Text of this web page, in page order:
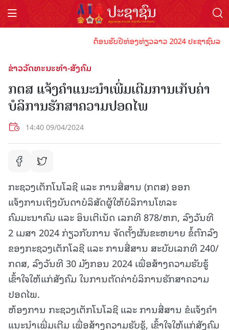
ຕ້ອນຮັບປີທ່ອງທ່ຽວລາວ 2024 ປະຊາຊົນລາ
ຂ່າວວັດທະນະທຳ-ສັງຄົມ
ກຕສ ແຈ້ງຄຳແນະນໍາເພີ່ມເຕີມການເກັບຄ່າ
ບໍລິການຮັກສາຄວາມປອດໄພ
14:40 09/04/2024
ກະຊວງເຕັກໂນໂລຊີ ແລະ ການສື່ສານ (ກຕສ) ອອກ
ແຈ້ງການເຖິງບັນດາບໍລິສັດຜູ້ໃຫ້ບໍລິການໂທລະ
ຄົມມະນາຄົມ ແລະ ອິນເຕີເນັດ ເລກທີ 878/ຫກ, ລົງວັນທີ
2 ເມສາ 2024 ກ່ຽວກັບການ ຈັດຕັ້ງຜັນຂະຫຍາຍ ຂໍ້ຕົກລົງ
ຂອງກະຊວງເຕັກໂລຊີ ແລະ ການສື່ສານ ສະບັບເລກທີ 240/
ກດສ, ລົງວັນທີ 30 ມັງກອນ 2024 ເພື່ອສ້າງຄວາມຮັບຮູ້
ເຂົ້າໃຈໃຫ້ແກ່ສັງຄົມ ໃນການຕັດຄ່າບໍລິການຮັກສາຄວາມ
ປອດໄພ.
ຫ້ອງການ ກະຊວງເຕັກໂນໂລຊີ ແລະ ການສື່ສານ ຂໍແຈ້ງຄໍາ
ແນະນໍາເພີ່ມເຕີມ ເພື່ອສ້າງຄວາມຮັບຮູ້, ເຂົ້າໃຈໃຫ້ແກ່ສັງຄົມ